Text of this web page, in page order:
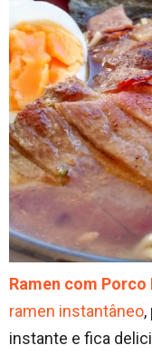
Ramen com Porco
ramen instantâneo
instante e fica